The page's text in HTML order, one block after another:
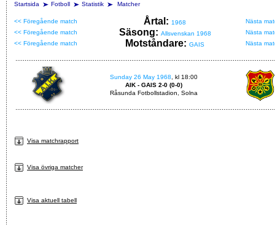
Startsida
Fotboll Statistik Matcher
<< Föregående match Årtal: 1968
Nästa
<< Föregående match
Säsong: Allsvenskan 1968
Nästa
<< Föregående match
Motståndare: GAIS Nästa
Sunday 26 May 1968 , kl 18:00
AIK - GAIS 2-0 (0-0)
Råsunda Fotbollstadion, Solna
Visa matchrapport
Visa övriga matcher
Visa aktuell tabell